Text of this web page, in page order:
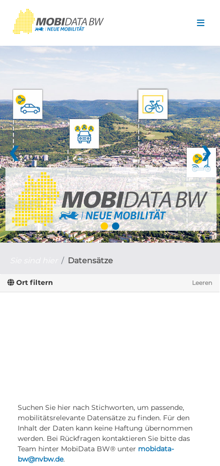
❮ ❯
Datensätze
Ort filtern Leeren
Suchen Sie hier nach Stichworten, um passende,
mobilitätsrelevante Datensätze zu finden. Für den
Inhalt der Daten kann keine Haftung übernommen
werden. Bei Rückfragen kontaktieren Sie bitte das
Team hinter MobiData BW® unter mobidata-
bw@nvbw.de.